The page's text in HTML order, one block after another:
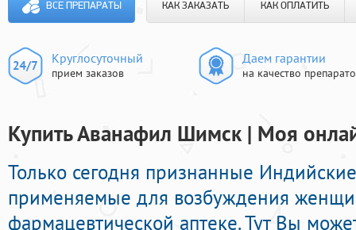
ВСЕ ПРЕПАРАТЫ КАК ЗАКАЗАТЬ КАК ОПЛАТИТЬ
Круглосуточный
прием заказов
Даем гарантии
на качество
Купить Аванафил Шимск | Моя
Только сегодня признанные
применяемые для возбуждения
фармацевтической аптеке. Тут Вы